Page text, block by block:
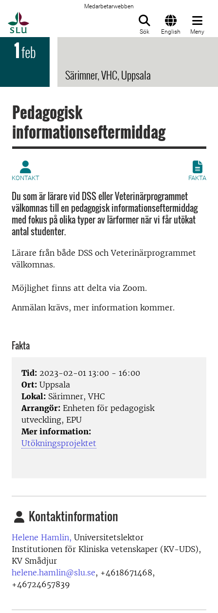
Medarbetarwebben
Sök English Meny
1feb
Särimner, VHC, Uppsala
Pedagogisk
informationseftermiddag
KONTAKT FAKTA
Du som är lärare vid DSS eller Veterinärprogrammet
välkomnas till en pedagogisk informationseftermiddag
med fokus på olika typer av lärformer när vi får utökat
antal studenter.
Lärare från både DSS och Veterinärprogrammet
välkomnas.
Möjlighet finns att delta via Zoom.
Anmälan krävs, mer information kommer.
Fakta
Tid: 2023-02-01 13:00 - 16:00
Ort: Uppsala
Lokal: Särimner, VHC
Arrangör: Enheten för pedagogisk
utveckling, EPU
Mer information:
Utökningsprojektet
Kontaktinformation
Helene Hamlin, Universitetslektor
Institutionen för Kliniska vetenskaper (KV-UDS),
KV Smådjur
helene.hamlin@slu.se, +4618671468,
+46724657839